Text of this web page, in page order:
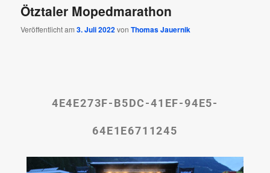
Ötztaler Mopedmarathon
Veröffentlicht am3. Juli 2022vonThomas Jauernik
4E4E273F-B5DC-41EF-94E5-
64E1E6711245